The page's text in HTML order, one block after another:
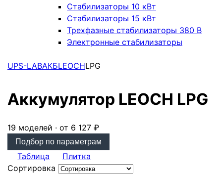
Стабилизаторы 10 кВт
Стабилизаторы 15 кВт
Трехфазные стабилизаторы 380 В
Электронные стабилизаторы
UPS-LABАКБLEOCHLPG
Аккумулятор LEOCH LPG
19 моделей · от 6 127 ₽
Подбор по параметрам
Таблица
Плитка
Сортировка